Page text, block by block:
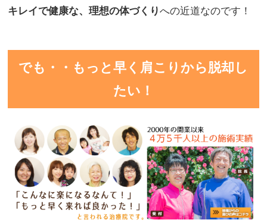
キレイで健康な、理想の体づくりへの近道なのです！
でも・・もっと早く肩こりから脱却し
たい！